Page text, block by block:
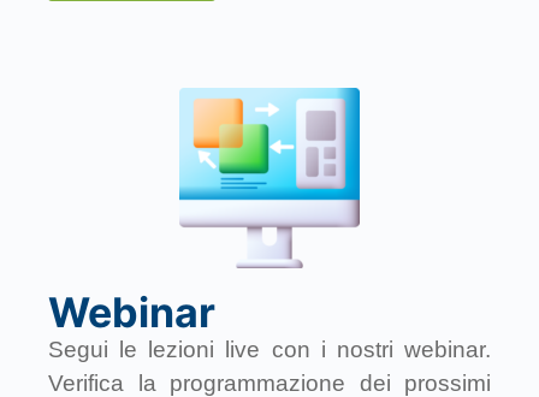
Webinar
Segui le lezioni live con i nostri webinar.
Verifica la programmazione dei prossimi